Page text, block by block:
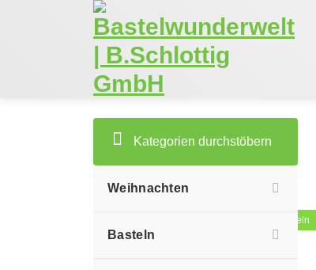
Kategorien durchstöbern
Weihnachten
Basteln
Basteln